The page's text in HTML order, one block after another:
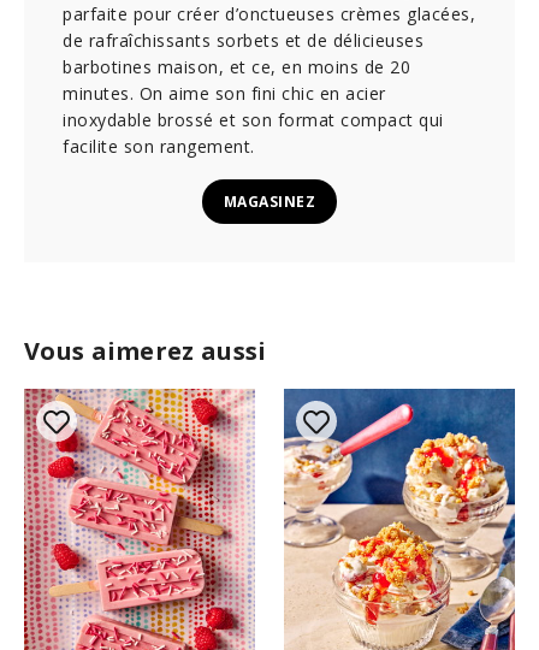
Vous aimerez aussi
parfaite pour créer d’onctueuses crèmes glacées,
de rafraîchissants sorbets et de délicieuses
barbotines maison, et ce, en moins de 20
minutes. On aime son fini chic en acier
inoxydable brossé et son format compact qui
facilite son rangement.
MAGASINEZ